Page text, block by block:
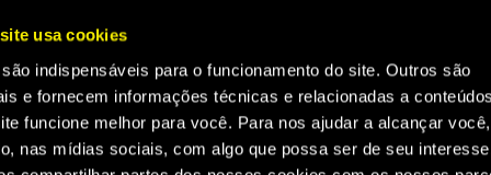
usa cookies
indispensáveis para o funcionamento do site. Outros são
e fornecem informações técnicas e relacionadas a
funcione melhor para você. Para nos ajudar a alcançar
nas mídias sociais, com algo que possa ser de seu
fps com dimensionamento dinâmico de 4K.
Series S não possui seleção de modo gráfico e,
fps em 1440p com escala de resolução dinâmica.
de desempenho que reduzem
quadros e melhoram a qualidade da renderização.